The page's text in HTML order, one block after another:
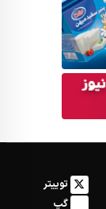
توییتر
گپ